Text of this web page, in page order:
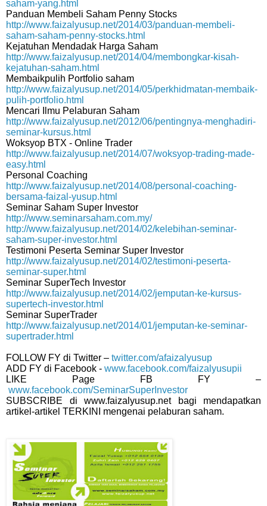
saham-yang.html
Panduan Membeli Saham Penny Stocks
http://www.faizalyusup.net/2014/03/panduan-membeli-
saham-saham-penny-stocks.html
Kejatuhan Mendadak Harga Saham
http://www.faizalyusup.net/2014/04/membongkar-kisah-
kejatuhan-saham.html
Membaikpulih Portfolio saham
http://www.faizalyusup.net/2014/05/perkhidmatan-membaik-
pulih-portfolio.html
Mencari Ilmu Pelaburan Saham
http://www.faizalyusup.net/2012/06/pentingnya-menghadiri-
seminar-kursus.html
Woksyop BTX - Online Trader
http://www.faizalyusup.net/2014/07/woksyop-trading-made-
easy.html
Personal Coaching
http://www.faizalyusup.net/2014/08/personal-coaching-
bersama-faizal-yusup.html
Seminar Saham Super Investor
http://www.seminarsaham.com.my/
http://www.faizalyusup.net/2014/02/kelebihan-seminar-
saham-super-investor.html
Testimoni Peserta Seminar Super Investor
http://www.faizalyusup.net/2014/02/testimoni-peserta-
seminar-super.html
Seminar SuperTech Investor
http://www.faizalyusup.net/2014/02/jemputan-ke-kursus-
supertech-investor.html
Seminar SuperTrader
http://www.faizalyusup.net/2014/01/jemputan-ke-seminar-
supertrader.html
FOLLOW FY di Twitter – twitter.com/afaizalyusup
ADD FY di Facebook - www.facebook.com/faizalyusupii
LIKE Page FB FY –
www.facebook.com/SeminarSuperInvestor
SUBSCRIBE di www.faizalyusup.net bagi mendapatkan
artikel-artikel TERKINI mengenai pelaburan saham.